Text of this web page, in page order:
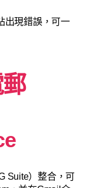
出現錯誤，可一
Suite）整合，可